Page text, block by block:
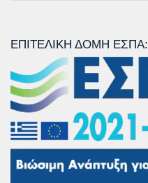
ΕΠΙΤΕΛΙΚΉ ΔΟΜΉ ΕΣΠΑ: